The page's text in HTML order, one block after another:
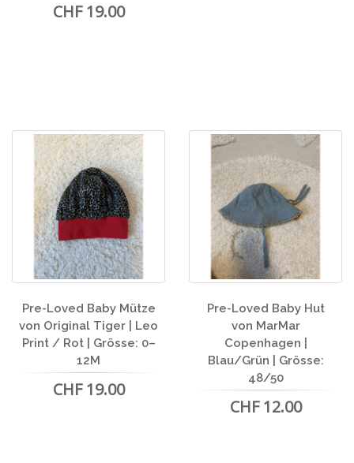
CHF 19.00
Pre-Loved Baby Mütze
von Original Tiger | Leo
Print / Rot | Grösse: 0–
12M
CHF 19.00
Pre-Loved Baby Hut
von MarMar
Copenhagen |
Blau/Grün | Grösse:
48/50
CHF 12.00